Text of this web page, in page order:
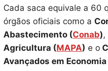
Cada saca equivale a 60
órgãos oficiais como a
Abastecimento (Conab),
Agricultura (MAPA) e o
Avançados em